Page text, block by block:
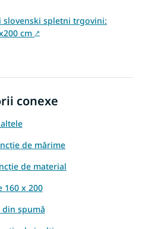
slovenski spletni trgovini:
cm ↗
conexe
de mărime
de material
160 x 200
din spumă